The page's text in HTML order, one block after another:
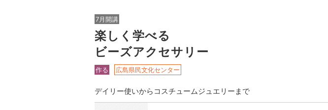
7月開講
楽しく学べる
ビーズアクセサリー
作る 広島県民文化センター
デイリー使いからコスチュームジュエリーまで